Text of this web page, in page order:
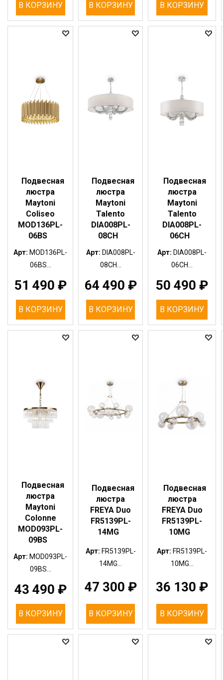
В КОРЗИНУ В КОРЗИНУ В КОРЗИНУ
Подвесная
люстра
Maytoni
Coliseo
MOD136PL-
06BS
Арт: MOD136PL-
06BS...
51 490 ₽
В КОРЗИНУ
Подвесная
люстра
Maytoni
Talento
DIA008PL-
08CH
Арт: DIA008PL-
08CH...
64 490 ₽
В КОРЗИНУ
Подвесная
люстра
Maytoni
Talento
DIA008PL-
06CH
Арт: DIA008PL-
06CH...
50 490 ₽
В КОРЗИНУ
Подвесная
люстра
Maytoni
Colonne
MOD093PL-
09BS
Арт: MOD093PL-
09BS...
43 490 ₽
В КОРЗИНУ
Подвесная
люстра
FREYA Duo
FR5139PL-
14MG
Арт: FR5139PL-
14MG...
47 300 ₽
В КОРЗИНУ
Подвесная
люстра
FREYA Duo
FR5139PL-
10MG
Арт: FR5139PL-
10MG...
36 130 ₽
В КОРЗИНУ